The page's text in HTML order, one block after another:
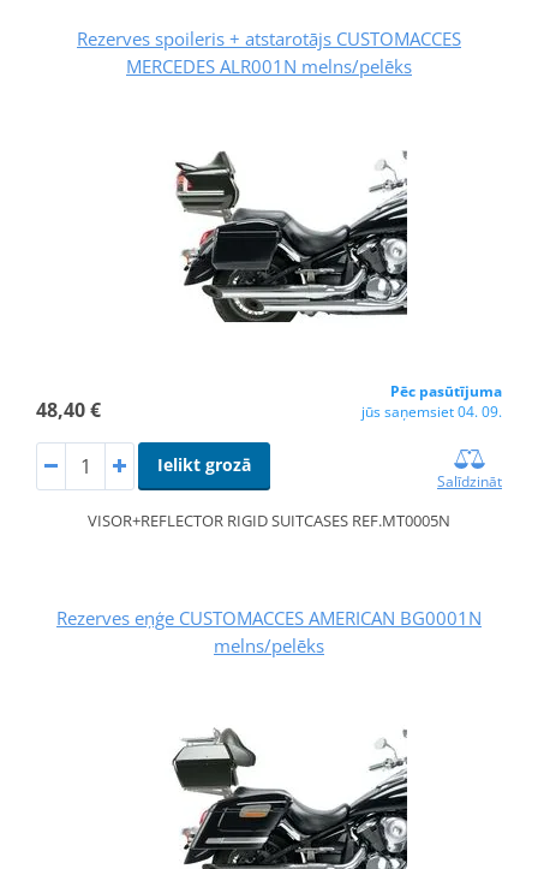
Rezerves spoileris + atstarotājs CUSTOMACCES
MERCEDES ALR001N melns/pelēks
48,40 €
Pēc pasūtījuma
jūs saņemsiet 04. 09.
Ielikt grozā
Salīdzināt
VISOR+REFLECTOR RIGID SUITCASES REF.MT0005N
Rezerves eņģe CUSTOMACCES AMERICAN BG0001N
melns/pelēks